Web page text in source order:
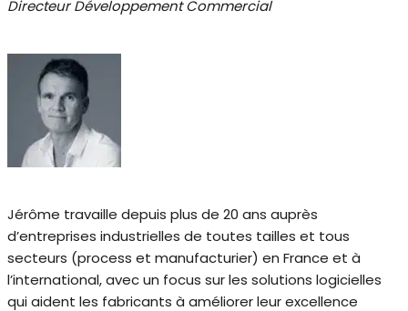
Directeur Développement Commercial
Jérôme travaille depuis plus de 20 ans auprès
d’entreprises industrielles de toutes tailles et tous
secteurs (process et manufacturier) en France et à
l’international, avec un focus sur les solutions logicielles
qui aident les fabricants à améliorer leur excellence